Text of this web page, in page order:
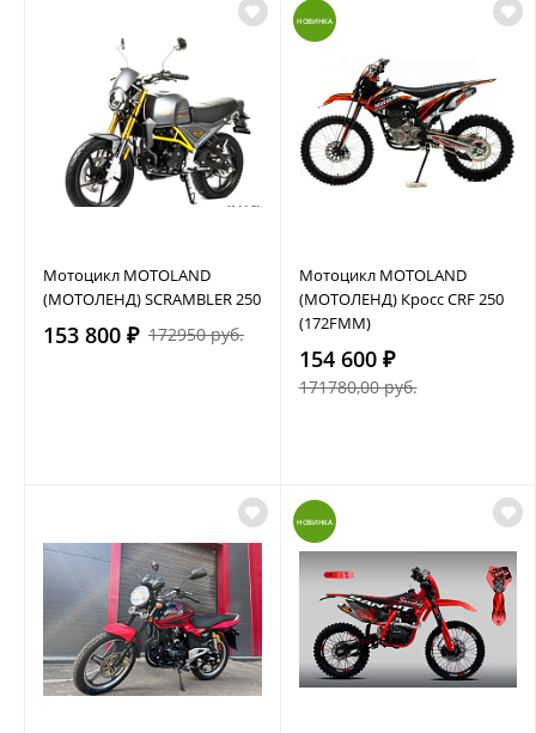
Мотоцикл MOTOLAND
(МОТОЛЕНД) SCRAMBLER 250
153 800 ₽ 172950 руб.
НОВИНКА
Мотоцикл MOTOLAND
(МОТОЛЕНД) Кросс CRF 250
(172FMM)
154 600 ₽
171780,00 руб.
НОВИНКА